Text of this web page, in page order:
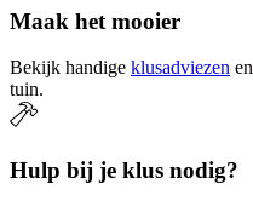
Maak het mooier
Bekijk handige klusadviezen en
tuin.
Hulp bij je klus nodig?